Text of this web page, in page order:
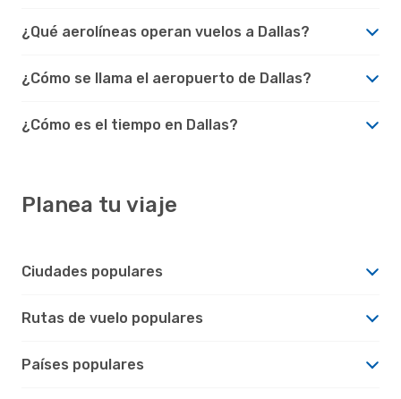
¿Qué aerolíneas operan vuelos a Dallas?
¿Cómo se llama el aeropuerto de Dallas?
¿Cómo es el tiempo en Dallas?
Planea tu viaje
Ciudades populares
Rutas de vuelo populares
Países populares